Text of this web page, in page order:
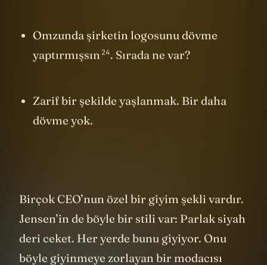
Omzunda şirketin logosunu dövme
Zarif bir şekilde yaşlanmak. Bir daha
Birçok CEO’nun özel bir giyim şekli vardır.
Jensen’in de böyle bir stili var: Parlak siyah
deri ceket. Her yerde bunu giyiyor. Onu